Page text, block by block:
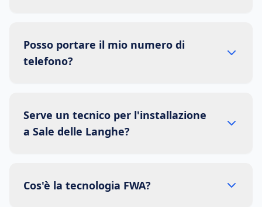
Posso portare il mio numero di
telefono?
Serve un tecnico per l'installazione
a Sale delle Langhe?
Cos'è la tecnologia FWA?